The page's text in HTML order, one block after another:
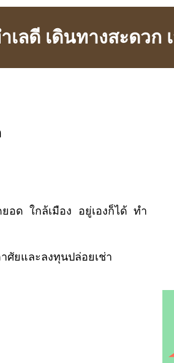
ลดี เดินทางสะดวก
อด ใกล้เมือง อยู่เองก็ได้ ทำ
ศัยและลงทุนปล่อยเช่า